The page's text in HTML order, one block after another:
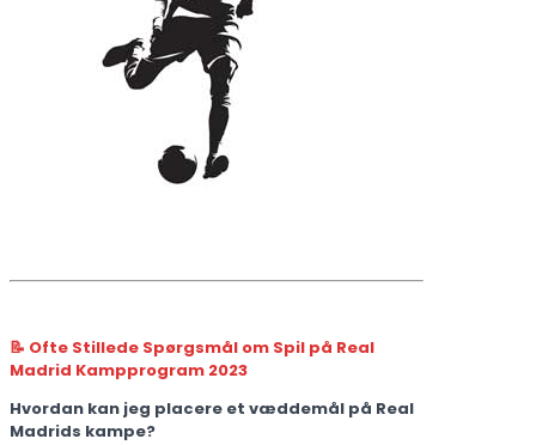
📝 Ofte Stillede Spørgsmål om Spil på Real
Madrid Kampprogram 2023
Hvordan kan jeg placere et væddemål på Real
Madrids kampe?